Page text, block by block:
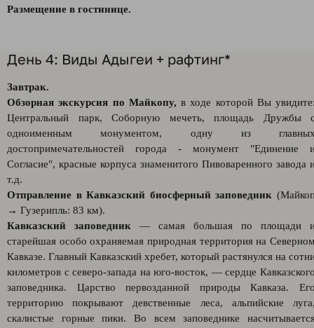
Размещение в гостинице.
День 4: Виды Адыгеи + рафтинг*
Завтрак.
Обзорная экскурсия по Майкопу, в ходе которой Вы
Центральный парк, Соборную мечеть, площадь Дружбы
одноименным монументом, одну из
достопримечательностей города - монумент "Единение
Согласие", красные корпуса знаменитого Пивоваренного завода
т.д.
Отправление в Кавказский биосферный заповедник
→ Гузерипль: 83 км).
Кавказский заповедник — самая большая по площади
старейшая особо охраняемая природная территория на
Кавказе. Главный Кавказский хребет, который растянулся на
километров с северо-запада на юго-восток, — сердце
заповедника. Царство первозданной природы Кавказа.
территорию покрывают девственные леса, альпийские
скалистые горные пики. Во всем заповеднике